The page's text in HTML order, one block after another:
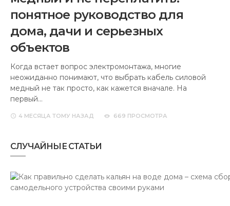
понятное руководство для
дома, дачи и серьезных
объектов
Когда встает вопрос электромонтажа, многие
неожиданно понимают, что выбрать кабель силовой
медный не так просто, как кажется вначале. На
первый…
4 МЕСЯЦА ТОМУ НАЗАД 669 ПРОСМОТРА
СЛУЧАЙНЫЕ СТАТЬИ